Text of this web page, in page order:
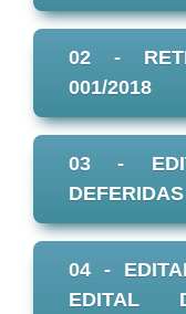
02 -
001/2018
03 -
04 -
EDITAL